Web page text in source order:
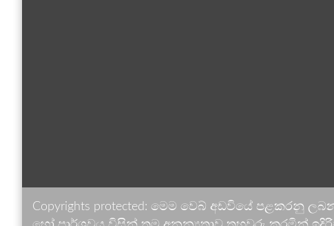
Copyrights protected: මෙම වෙබ් අඩවියේ